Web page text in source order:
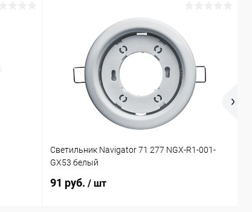
Светильник Navigator 71 277 NGX-R1-001-
GX53 белый
91 руб. / шт